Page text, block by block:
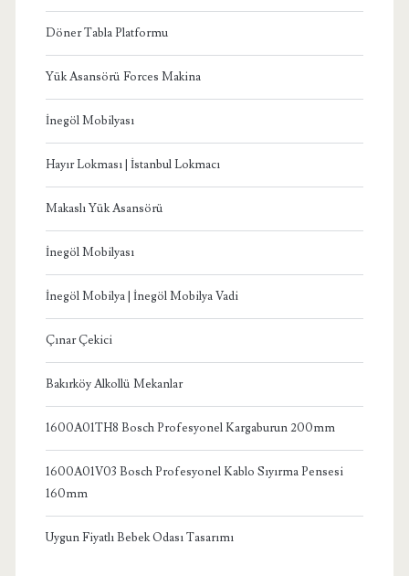
Döner Tabla Platformu
Yük Asansörü Forces Makina
İnegöl Mobilyası
Hayır Lokması | İstanbul Lokmacı
Makaslı Yük Asansörü
İnegöl Mobilyası
İnegöl Mobilya | İnegöl Mobilya Vadi
Çınar Çekici
Bakırköy Alkollü Mekanlar
1600A01TH8 Bosch Profesyonel Kargaburun 200mm
1600A01V03 Bosch Profesyonel Kablo Sıyırma Pensesi
160mm
Uygun Fiyatlı Bebek Odası Tasarımı